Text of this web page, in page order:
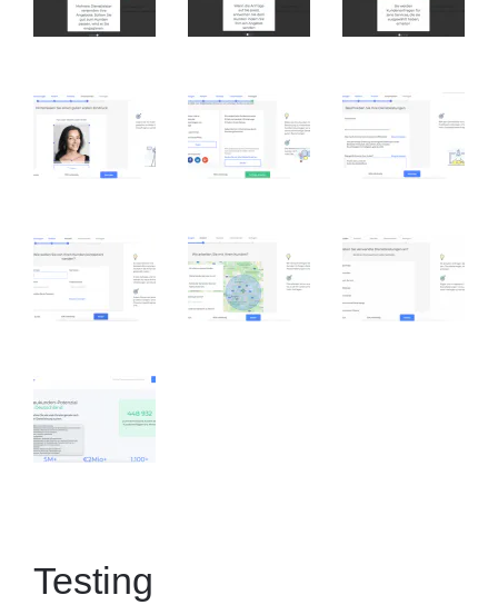
Testing